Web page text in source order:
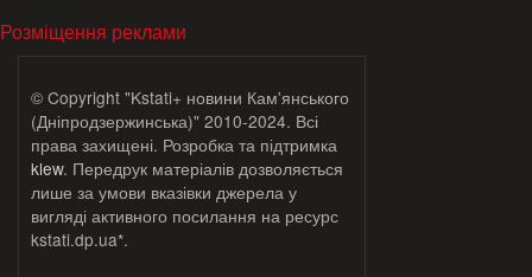
Розміщення реклами
© Copyright "Kstati+ новини Кам'янського
(Дніпродзержинська)" 2010-2024. Всі
права захищені. Розробка та підтримка
klew. Передрук матеріалів дозволяється
лише за умови вказівки джерела у
вигляді активного посилання на ресурс
kstati.dp.ua*.